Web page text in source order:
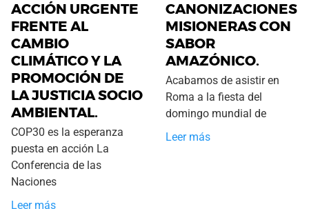
ACCIÓN URGENTE
FRENTE AL
CAMBIO
CLIMÁTICO Y LA
PROMOCIÓN DE
LA JUSTICIA SOCIO
AMBIENTAL.
COP30 es la esperanza
puesta en acción La
Conferencia de las
Naciones
Leer más
CANONIZACIONES
MISIONERAS CON
SABOR
AMAZÓNICO.
Acabamos de asistir en
Roma a la fiesta del
domingo mundial de
Leer más